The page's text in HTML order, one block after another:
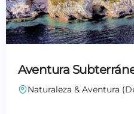
Aventura
Naturaleza & Aventura